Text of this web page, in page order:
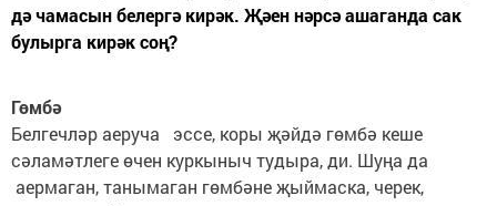
дә чамасын белергә кирәк. Җәен нәрсә ашаганда сак
булырга кирәк соң?
Гөмбә
Белгечләр аеруча эссе, коры җәйдә гөмбә кеше
сәламәтлеге өчен куркыныч тудыра, ди. Шуңа да
аермаган, танымаган гөмбәне җыймаска, черек,